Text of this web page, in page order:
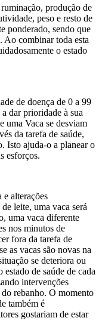
produção de
peso e resto de
ponderado, sendo que
Ao combinar toda esta
o estado
de doença de 0 a 99
dar prioridade à sua
uma Vaca se desviam
da tarefa de saúde,
Isto ajuda-o a planear o
esforços.
alterações
leite, uma vaca será
uma vaca diferente
nos minutos de
fora da tarefa de
as vacas são novas na
se deteriora ou
de saúde de cada
intervenções
do rebanho. O momento
também é
gostariam de estar